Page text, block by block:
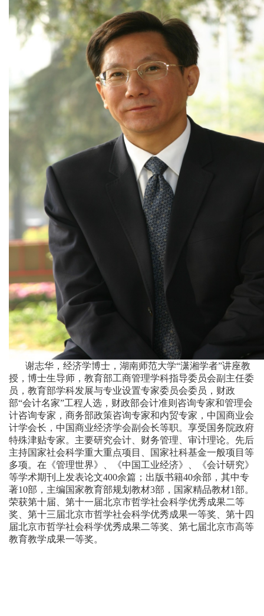
谢志华，经济学博士，湖南师范大学“潇湘学者”讲座教
授，博士生导师，教育部工商管理学科指导委员会副主任委
员，教育部学科发展与专业设置专家委员会委员，财政
部“会计名家”工程人选，财政部会计准则咨询专家和管理会
计咨询专家，商务部政策咨询专家和内贸专家，中国商业会
计学会长，中国商业经济学会副会长等职。享受国务院政府
特殊津贴专家。主要研究会计、财务管理、审计理论。先后
主持国家社会科学重大重点项目、国家社科基金一般项目等
多项。在《管理世界》、《中国工业经济》、《会计研究》
等学术期刊上发表论文400余篇；出版书籍40余部，其中专
著10部，主编国家教育部规划教材3部，国家精品教材1部。
荣获第十届、第十一届北京市哲学社会科学优秀成果二等
奖、第十三届北京市哲学社会科学优秀成果一等奖、第十四
届北京市哲学社会科学优秀成果二等奖、第七届北京市高等
教育教学成果一等奖。